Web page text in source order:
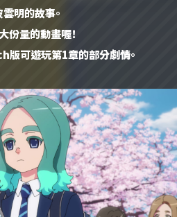
明的故事。
份量的動畫喔！
可遊玩第1章的部分劇情。